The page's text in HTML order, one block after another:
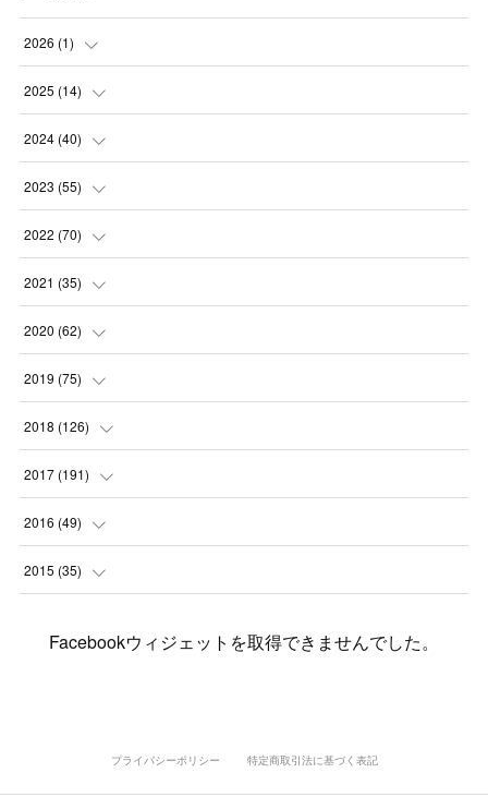
2026 (1)
(1
2025 (14)
(10 )
(1
(1
(2
2024 (40)
(1
(1
(3
(2
(1)
(5)
(8)
2023 (55)
(2
(4
(3
(3
(8)
(6)
2022 (70)
(7
(11 )
(8
(1)
(3)
2021 (35)
(5
(7
(5)
(3)
(3)
2020 (62)
(6
(9)
(7)
(4
(6)
2019 (75)
(1)
(2)
(6
(7
(15)
(10)
2018 (126)
(6)
(12 )
(7
(8)
2017 (191)
(12 )
(11 )
2016 (49)
(2
2015 (35)
Facebookウィジェットを取得できませんでした。
プライバシーポリシー 特定商取引法に基づく表記